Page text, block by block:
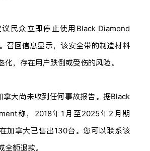
民众立即停止使用Black Diamond
召回信息显示，该安全带的制造材料
化，存在用户跌倒或受伤的风险。
拿大尚未收到任何事故报告。据Black
称，2018年1月至2025年2月期
加拿大已售出130台。您可以联系该
全额退款。